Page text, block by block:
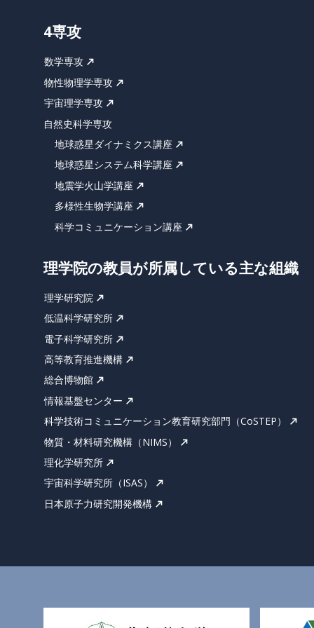
4専攻
数学専攻
物性物理学専攻
宇宙理学専攻
自然史科学専攻
地球惑星ダイナミクス講座
地球惑星システム科学講座
地震学火山学講座
多様性生物学講座
科学コミュニケーション講座
理学院の教員が所属している主な組織
理学研究院
低温科学研究所
電子科学研究所
高等教育推進機構
総合博物館
情報基盤センター
科学技術コミュニケーション教育研究部門（CoSTEP）
物質・材料研究機構（NIMS）
理化学研究所
宇宙科学研究所（ISAS）
日本原子力研究開発機構